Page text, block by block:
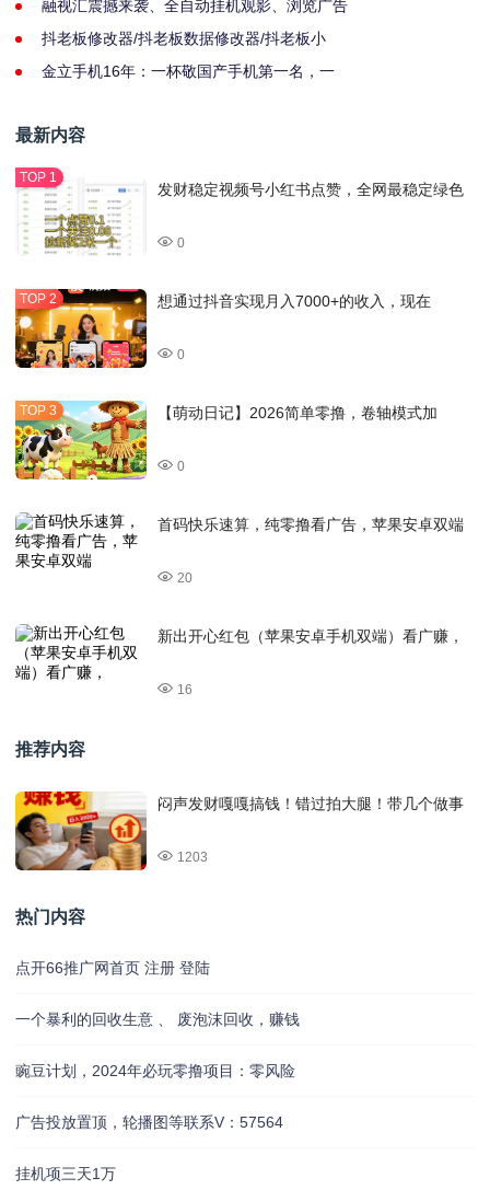
融视汇震撼来袭、全自动挂机观影、浏览广告
抖老板修改器/抖老板数据修改器/抖老板小
金立手机16年：一杯敬国产手机第一名，一
最新内容
发财稳定视频号小红书点赞，全网最稳定绿色
0
想通过抖音实现月入7000+的收入，现在
0
【萌动日记】2026简单零撸，卷轴模式加
0
首码快乐速算，纯零撸看广告，苹果安卓双端
20
新出开心红包（苹果安卓手机双端）看广赚，
16
推荐内容
闷声发财嘎嘎搞钱！错过拍大腿！带几个做事
1203
热门内容
点开66推广网首页 注册 登陆
一个暴利的回收生意 、 废泡沫回收，赚钱
豌豆计划，2024年必玩零撸项目：零风险
广告投放置顶，轮播图等联系V：57564
挂机项三天1万